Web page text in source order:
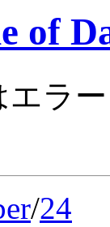
of
エラ
/24